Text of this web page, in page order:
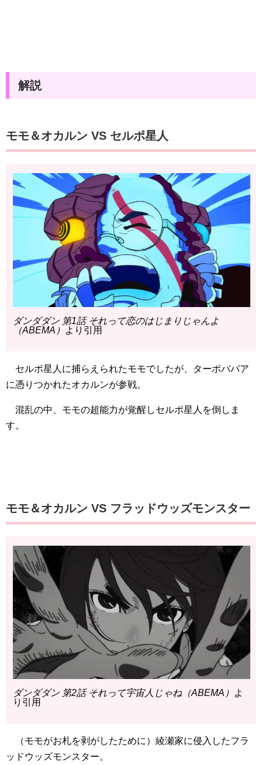
解説
モモ＆オカルン VS セルポ星人
ダンダダン 第1話 それって恋のはじまりじゃんよ
（ABEMA）
より引用
セルポ星人に捕らえられたモモでしたが、ターボババア
に憑りつかれたオカルンが参戦。
混乱の中、モモの超能力が覚醒しセルポ星人を倒しま
す。
モモ＆オカルン VS フラッドウッズモンスター
ダンダダン 第2話 それって宇宙人じゃね（ABEMA）
よ
り引用
（モモがお札を剥がしたために）綾瀬家に侵入したフラ
ッドウッズモンスター。